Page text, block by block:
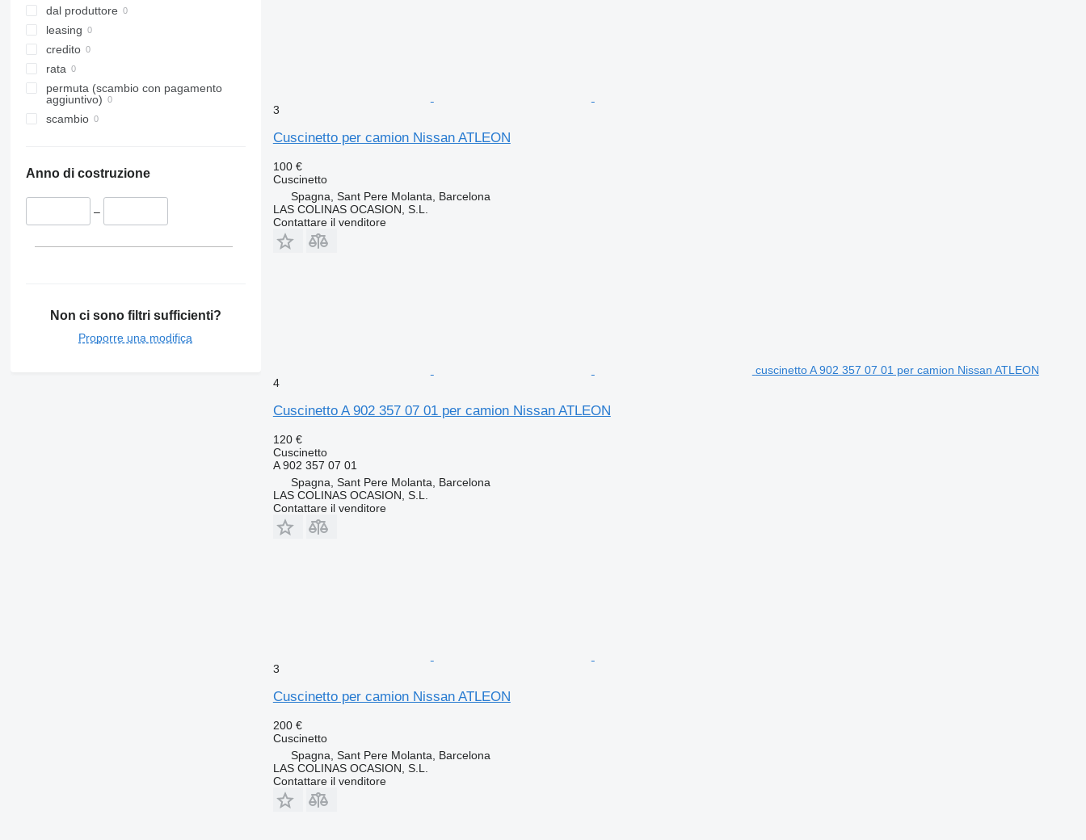
dal produttore
leasing
credito
rata
permuta (scambio con pagamento
aggiuntivo)
scambio
Anno di costruzione
–
Non ci sono filtri sufficienti?
Proporre una modifica
3
Cuscinetto per camion Nissan ATLEON
100 €
Cuscinetto
Spagna, Sant Pere Molanta, Barcelona
LAS COLINAS OCASION, S.L.
Contattare il venditore
cuscinetto A 902 357 07 01 per camion Nissan ATLEON
4
Cuscinetto A 902 357 07 01 per camion Nissan ATLEON
120 €
Cuscinetto
A 902 357 07 01
Spagna, Sant Pere Molanta, Barcelona
LAS COLINAS OCASION, S.L.
Contattare il venditore
3
Cuscinetto per camion Nissan ATLEON
200 €
Cuscinetto
Spagna, Sant Pere Molanta, Barcelona
LAS COLINAS OCASION, S.L.
Contattare il venditore